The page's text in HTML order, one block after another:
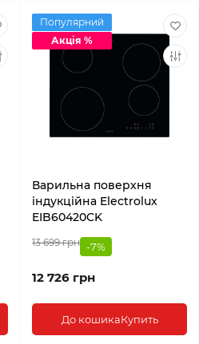
Популярний
Акція %
Варильна поверхня
індукційна Electrolux
EIB60420CK
13 699 грн -7%
12 726 грн
До кошикаКупить